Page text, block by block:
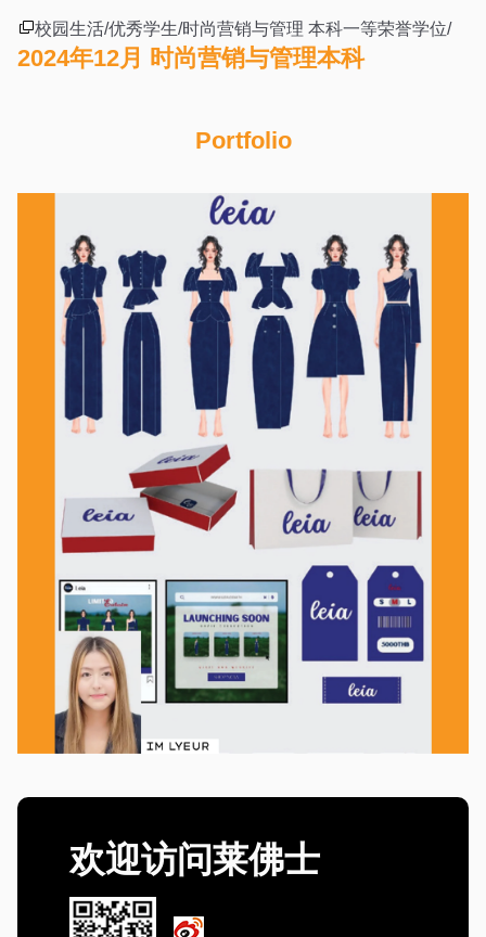
校园生活/优秀学生/时尚营销与管理 本科一等荣誉学位/
2024年12月 时尚营销与管理本科
Portfolio
欢迎访问莱佛士